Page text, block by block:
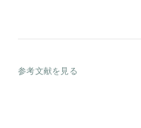
参考文献を見る